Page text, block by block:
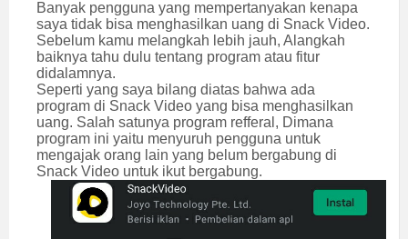
Banyak pengguna yang mempertanyakan kenapa
saya tidak bisa menghasilkan uang di Snack Video.
Sebelum kamu melangkah lebih jauh, Alangkah
baiknya tahu dulu tentang program atau fitur
didalamnya.
Seperti yang saya bilang diatas bahwa ada
program di Snack Video yang bisa menghasilkan
uang. Salah satunya program refferal, Dimana
program ini yaitu menyuruh pengguna untuk
mengajak orang lain yang belum bergabung di
Snack Video untuk ikut bergabung.